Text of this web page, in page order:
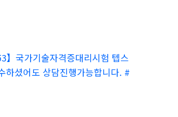
국가기술자격증대리시험 텝스
셨어도 상담진행가능합니다. #